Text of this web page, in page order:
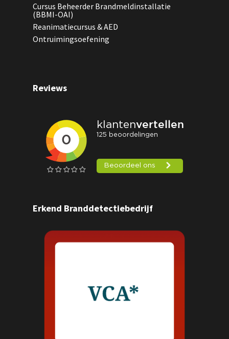
Cursus Beheerder Brandmeldinstallatie
(BBMI-OAI)
Reanimatiecursus & AED
Ontruimingsoefening
Reviews
Erkend Branddetectiebedrijf